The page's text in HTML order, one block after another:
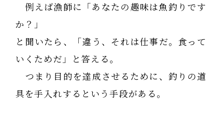
例えば漁師に「あなたの趣味は魚釣りです
か？」
と聞いたら、「違う、それは仕事だ。食って
いくためだ」と答える。
つまり目的を達成させるために、釣りの道
具を手入れするという手段がある。